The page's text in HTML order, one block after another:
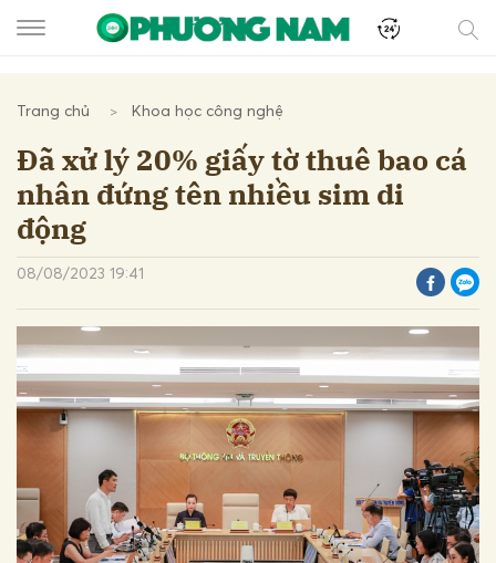
Trang chủ Khoa học công nghệ
Đã xử lý 20% giấy tờ thuê bao cá
nhân đứng tên nhiều sim di
động
08/08/2023 19:41